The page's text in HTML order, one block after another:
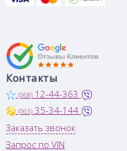
Контакты
(068) 12-44-363
(063) 35-34-144
Заказать звонок
Запрос по VIN